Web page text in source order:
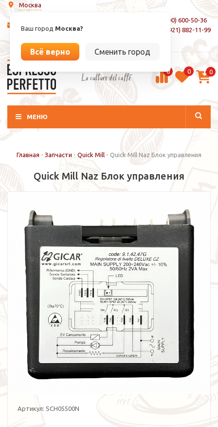
Москва
Ваш город Москва?
Всё верно Сменить город
info@espressoperfetto.ru
8 (800) 600-50-36
+7 (921) 882-11-99
La culture del caffé 0 0 0
МЕНЮ
Главная - Запчасти - Quick Mill - Quick Mill Naz Блок управления
Quick Mill Naz Блок управления
Артикул: SCH05500N